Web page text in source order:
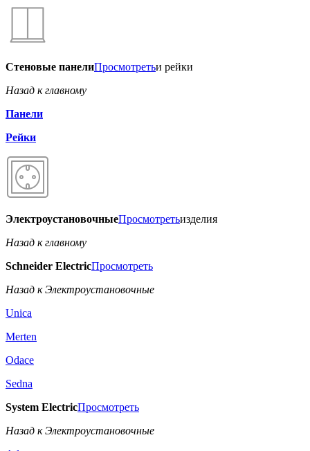
Стеновые панелиПросмотретьи рейки
Назад к главному
Панели
Рейки
ЭлектроустановочныеПросмотретьизделия
Назад к главному
Schneider ElectricПросмотреть
Назад к Электроустановочные
Unica
Merten
Odace
Sedna
System ElectricПросмотреть
Назад к Электроустановочные